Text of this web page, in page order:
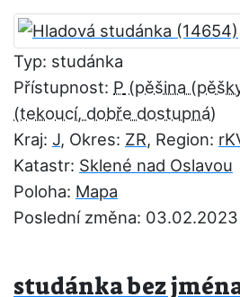
Typ: studánka
Přístupnost: P
Kraj: J, Okres: ZR, Region:
Katastr: Sklené nad Oslavou
Poloha: Mapa
Poslední změna: 03.02.2023
studánka bez jména